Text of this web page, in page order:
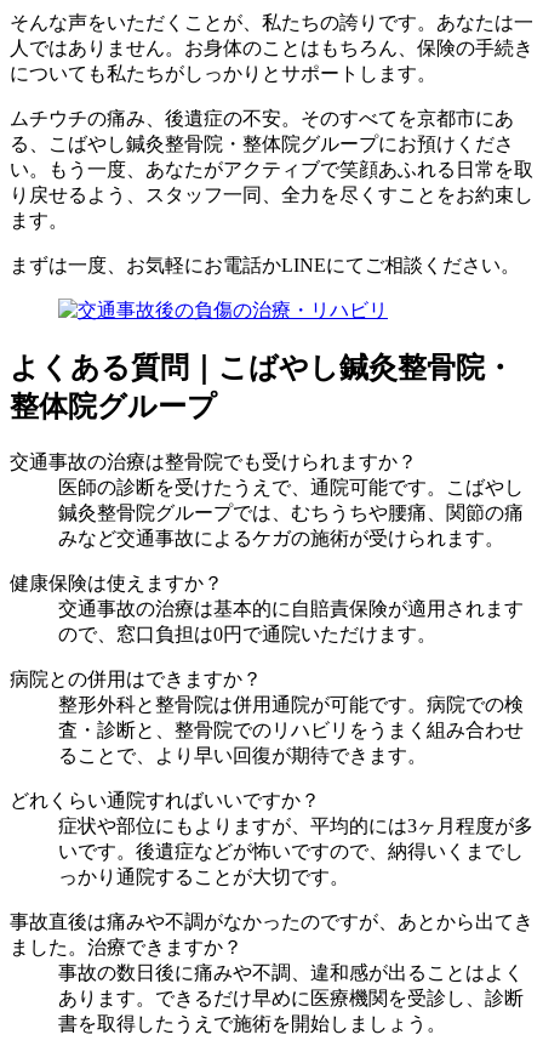
そんな声をいただくことが、私たちの誇りです。あなたは一
人ではありません。お身体のことはもちろん、保険の手続き
についても私たちがしっかりとサポートします。
ムチウチの痛み、後遺症の不安。そのすべてを京都市にあ
る、こばやし鍼灸整骨院・整体院グループにお預けくださ
い。もう一度、あなたがアクティブで笑顔あふれる日常を取
り戻せるよう、スタッフ一同、全力を尽くすことをお約束し
ます。
まずは一度、お気軽にお電話かLINEにてご相談ください。
よくある質問｜こばやし鍼灸整骨院・
整体院グループ
交通事故の治療は整骨院でも受けられますか？
医師の診断を受けたうえで、通院可能です。こばやし
鍼灸整骨院グループでは、むちうちや腰痛、関節の痛
みなど交通事故によるケガの施術が受けられます。
健康保険は使えますか？
交通事故の治療は基本的に自賠責保険が適用されます
ので、窓口負担は0円で通院いただけます。
病院との併用はできますか？
整形外科と整骨院は併用通院が可能です。病院での検
査・診断と、整骨院でのリハビリをうまく組み合わせ
ることで、より早い回復が期待できます。
どれくらい通院すればいいですか？
症状や部位にもよりますが、平均的には3ヶ月程度が多
いです。後遺症などが怖いですので、納得いくまでし
っかり通院することが大切です。
事故直後は痛みや不調がなかったのですが、あとから出てき
ました。治療できますか？
事故の数日後に痛みや不調、違和感が出ることはよく
あります。できるだけ早めに医療機関を受診し、診断
書を取得したうえで施術を開始しましょう。